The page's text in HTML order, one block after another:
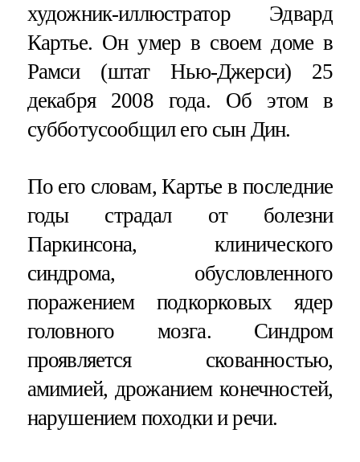
художник-иллюстратор Эдвард
Картье. Он умер в своем доме в
Рамси (штат Нью-Джерси) 25
декабря 2008 года. Об этом в
субботусообщил его сын Дин.
По его словам, Картье в последние
годы страдал от болезни
Паркинсона, клинического
синдрома, обусловленного
поражением подкорковых ядер
головного мозга. Синдром
проявляется скованностью,
амимией, дрожанием конечностей,
нарушением походки и речи.